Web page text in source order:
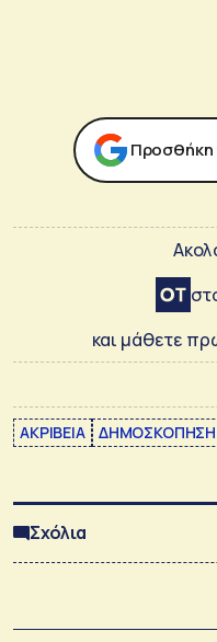
Προσθήκη
και μάθετε
ΑΚΡΙΒΕΙΑ ΔΗΜΟΣΚΟΠΗΣΗ
Σχόλια